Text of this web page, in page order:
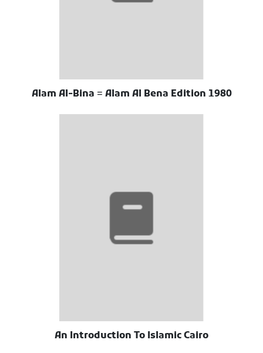
Alam Al-Bina = Alam Al Bena Edition 1980
An Introduction To Islamic Cairo